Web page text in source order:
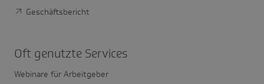
Geschäftsbericht
Oft genutzte Services
Webinare für Arbeitgeber